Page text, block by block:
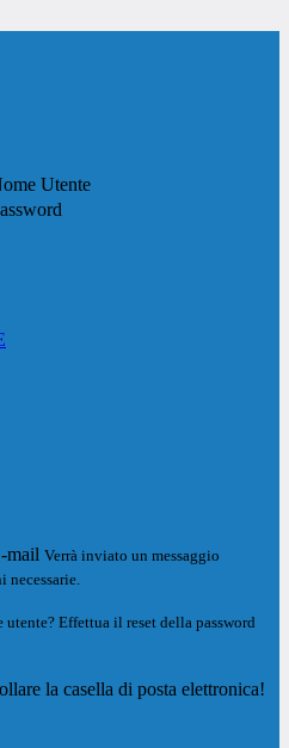
Utente
mail Verrà inviato un messaggio
Effettua il reset della password
la casella di posta elettronica!